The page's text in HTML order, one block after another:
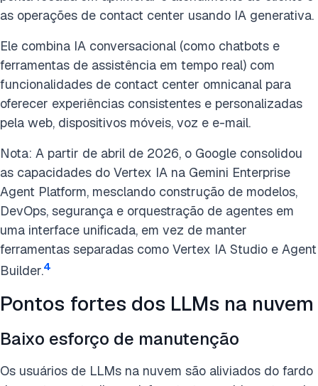
as operações de contact center usando IA generativa.
Ele combina IA conversacional (como chatbots e
ferramentas de assistência em tempo real) com
funcionalidades de contact center omnicanal para
oferecer experiências consistentes e personalizadas
pela web, dispositivos móveis, voz e e-mail.
Nota: A partir de abril de 2026, o Google consolidou
as capacidades do Vertex IA na Gemini Enterprise
Agent Platform, mesclando construção de modelos,
DevOps, segurança e orquestração de agentes em
uma interface unificada, em vez de manter
ferramentas separadas como Vertex IA Studio e Agent
Builder.4
Pontos fortes dos LLMs na nuvem
Baixo esforço de manutenção
Os usuários de LLMs na nuvem são aliviados do fardo